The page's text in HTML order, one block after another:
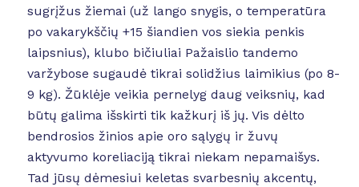
sugrįžus žiemai (už lango snygis, o temperatūra
po vakarykščių +15 šiandien vos siekia penkis
laipsnius), klubo bičiuliai Pažaislio tandemo
varžybose sugaudė tikrai solidžius laimikius (po 8-
9 kg). Žūklėje veikia pernelyg daug veiksnių, kad
būtų galima išskirti tik kažkurį iš jų. Vis dėlto
bendrosios žinios apie oro sąlygų ir žuvų
aktyvumo koreliaciją tikrai niekam nepamaišys.
Tad jūsų dėmesiui keletas svarbesnių akcentų,